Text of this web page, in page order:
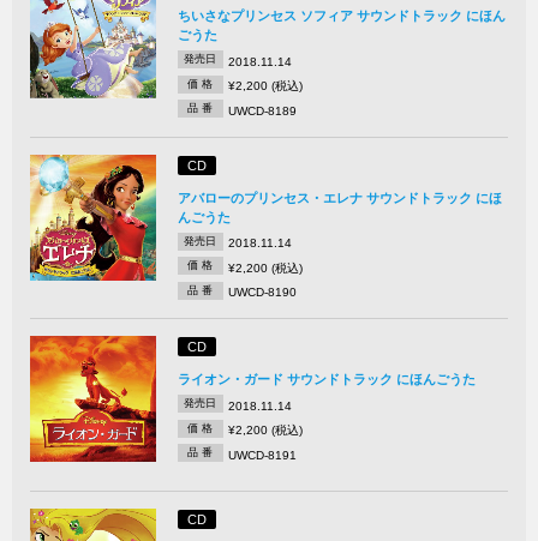
ちいさなプリンセス ソフィア サウンドトラック にほん
ごうた
発売日 2018.11.14
価 格 ¥2,200 (税込)
品 番 UWCD-8189
CD
アバローのプリンセス・エレナ サウンドトラック にほ
んごうた
発売日 2018.11.14
価 格 ¥2,200 (税込)
品 番 UWCD-8190
CD
ライオン・ガード サウンドトラック にほんごうた
発売日 2018.11.14
価 格 ¥2,200 (税込)
品 番 UWCD-8191
CD